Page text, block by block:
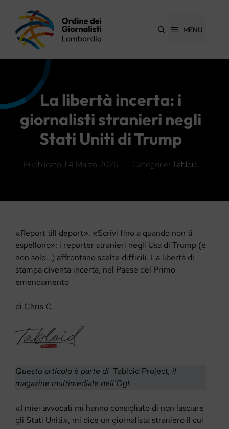
contenuto
MENU
La libertà incerta: i
giornalisti stranieri negli
Stati Uniti di Trump
Pubblicato il 4 Marzo 2026 Categorie: Tabloid
«Report till deport», «Scrivi fino a quando non ti
espellono»: i reporter stranieri negli Usa di Trump (e
non solo…) affrontano scelte difficili. La libertà di
stampa diventa incerta, nel Paese del Primo
emendamento
di Chris C.
Questo articolo è parte di Tabloid Project, il
magazine multimediale dell’OgL
«I miei avvocati mi hanno consigliato di non lasciare
gli Stati Uniti», mi dice un giornalista straniero il cui